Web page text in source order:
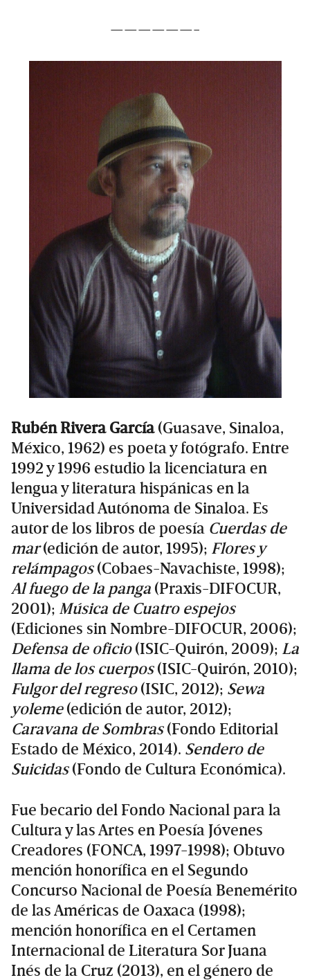
——————-
Rubén Rivera García(Guasave, Sinaloa,
México, 1962) es poeta y fotógrafo. Entre
1992 y 1996 estudio la licenciatura en
lengua y literatura hispánicas en la
Universidad Autónoma de Sinaloa. Es
autor de los libros de poesía Cuerdas de
mar(edición de autor, 1995); Flores y
relámpagos(Cobaes-Navachiste, 1998);
Al fuego de la panga (Praxis-DIFOCUR,
2001); Música de Cuatro espejos
(Ediciones sin Nombre-DIFOCUR, 2006);
Defensa de oficio(ISIC-Quirón, 2009); La
llama de los cuerpos(ISIC-Quirón, 2010);
Fulgor del regreso(ISIC, 2012); Sewa
yoleme(edición de autor, 2012);
Caravana de Sombras(Fondo Editorial
Estado de México, 2014). Sendero de
Suicidas(Fondo de Cultura Económica).
Fue becario del Fondo Nacional para la
Cultura y las Artes en Poesía Jóvenes
Creadores (FONCA, 1997-1998); Obtuvo
mención honorífica en el Segundo
Concurso Nacional de Poesía Benemérito
de las Américas de Oaxaca (1998);
mención honorífica en el Certamen
Internacional de Literatura Sor Juana
Inés de la Cruz (2013), en el género de